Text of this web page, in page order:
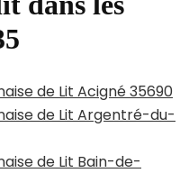
de Lit Acigné 35690
de Lit Argentré-du-
de Lit Bain-de-